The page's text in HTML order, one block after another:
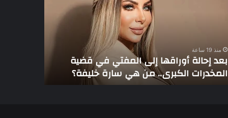
منذ 19 ساعة
بعد إحالة أوراقها إلى المفتي في قضية
المخدرات الكبرى.. من هي سارة خليفة؟